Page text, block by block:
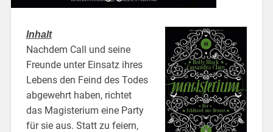
Inhalt
Nachdem Call und seine
Freunde unter Einsatz ihres
Lebens den Feind des Todes
abgewehrt haben, richtet
das Magisterium eine Party
für sie aus. Statt zu feiern,